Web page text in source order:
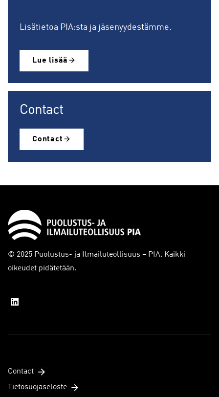
Lisätietoa PIA:sta ja jäsenyydestämme.
Lue lisää
Contact
Contact
© 2025 Puolustus- ja Ilmailuteollisuus – PIA. Kaikki
oikeudet pidätetään.
Contact
Tietosuojaseloste